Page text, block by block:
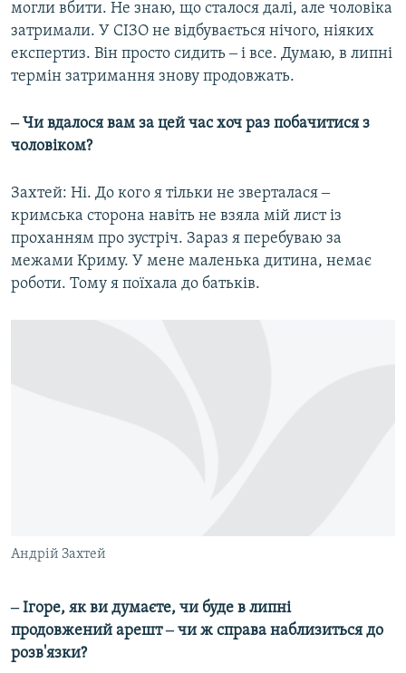
могли вбити. Не знаю, що сталося далі, але чоловіка
затримали. У СІЗО не відбувається нічого, ніяких
експертиз. Він просто сидить ‒ і все. Думаю, в липні
термін затримання знову продовжать.
‒ Чи вдалося вам за цей час хоч раз побачитися з
чоловіком?
Захтей: Ні. До кого я тільки не зверталася ‒
кримська сторона навіть не взяла мій лист із
проханням про зустріч. Зараз я перебуваю за
межами Криму. У мене маленька дитина, немає
роботи. Тому я поїхала до батьків.
Андрій Захтей
‒ Ігоре, як ви думаєте, чи буде в липні
продовжений арешт ‒ чи ж справа наблизиться до
розв'язки?